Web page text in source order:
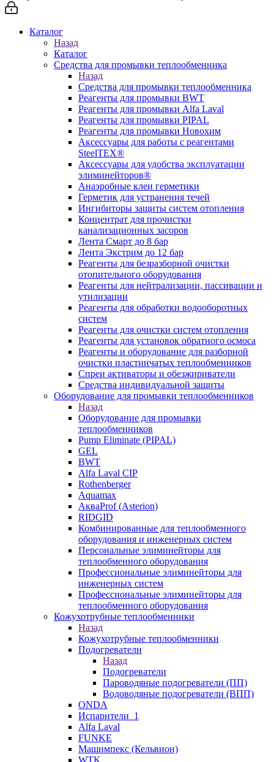
Каталог
Назад
Каталог
Средства для промывки теплообменника
Назад
Средства для промывки теплообменника
Реагенты для промывки BWT
Реагенты для промывки Alfa Laval
Реагенты для промывки PIPAL
Реагенты для промывки Новохим
Аксессуары для работы с реагентами
SteelTEX®
Аксессуары для удобства эксплуатации
элиминейторов®
Анаэробные клеи герметики
Герметик для устранения течей
Ингибиторы защиты систем отопления
Концентрат для прочистки
канализационных засоров
Лента Смарт до 8 бар
Лента Экстрим до 12 бар
Реагенты для безразборной очистки
отопительного оборудования
Реагенты для нейтрализации, пассивации и
утилизации
Реагенты для обработки водооборотных
систем
Реагенты для очистки систем отопления
Реагенты для установок обратного осмоса
Реагенты и оборудование для разборной
очистки пластинчатых теплообменников
Спреи активаторы и обезжириватели
Средства индивидуальной защиты
Оборудование для промывки теплообменников
Назад
Оборудование для промывки
теплообменников
Pump Eliminate (PIPAL)
GEL
BWT
Alfa Laval CIP
Rothenberger
Aquamax
АкваProf (Asterion)
RIDGID
Комбинированные для теплообменного
оборудования и инженерных систем
Персональные элиминейторы для
теплообменного оборудования
Профессиональные элиминейторы для
инженерных систем
Профессиональные элиминейторы для
теплообменного оборудования
Кожухотрубные теплообменники
Назад
Кожухотрубные теплообменники
Подогреватели
Назад
Подогреватели
Пароводяные подогреватели (ПП)
Водоводяные подогреватели (ВПП)
ONDA
Испарители_1
Alfa Laval
FUNKE
Машимпекс (Кельвион)
WTK